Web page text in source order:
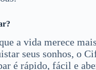
a vida merece
seus sonhos, o
é rápido, fácil e